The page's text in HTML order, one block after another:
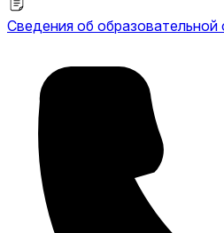
Сведения об образовательной